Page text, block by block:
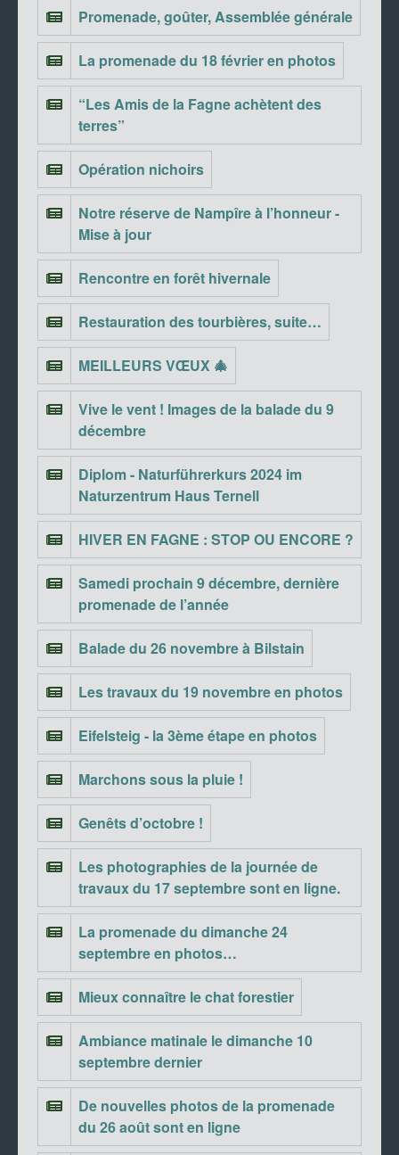
Promenade, goûter, Assemblée générale
La promenade du 18 février en photos
“Les Amis de la Fagne achètent des
terres”
Opération nichoirs
Notre réserve de Nampîre à l’honneur -
Mise à jour
Rencontre en forêt hivernale
Restauration des tourbières, suite…
MEILLEURS VŒUX 🎄
Vive le vent ! Images de la balade du 9
décembre
Diplom - Naturführerkurs 2024 im
Naturzentrum Haus Ternell
HIVER EN FAGNE : STOP OU ENCORE ?
Samedi prochain 9 décembre, dernière
promenade de l’année
Balade du 26 novembre à Bilstain
Les travaux du 19 novembre en photos
Eifelsteig - la 3ème étape en photos
Marchons sous la pluie !
Genêts d’octobre !
Les photographies de la journée de
travaux du 17 septembre sont en ligne.
La promenade du dimanche 24
septembre en photos…
Mieux connaître le chat forestier
Ambiance matinale le dimanche 10
septembre dernier
De nouvelles photos de la promenade
du 26 août sont en ligne